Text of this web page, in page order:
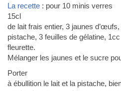
La recette : pour 10 minis verres
15cl
de lait frais entier, 3 jaunes
pistache, 3 feuilles de gélatine,
fleurette.
Mélanger les jaunes et le sucre
Porter
à ébullition le lait et la pistache,